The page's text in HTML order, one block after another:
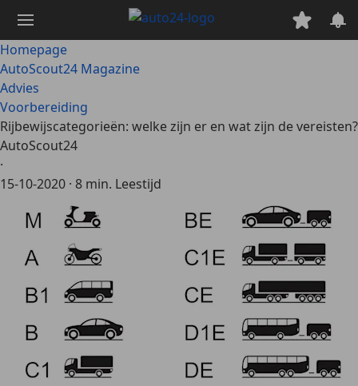
naar
hoofdinhoud
Homepage
AutoScout24 Magazine
Advies
Voorbereiding
Rijbewijscategorieën: welke zijn er en wat zijn de vereisten?
AutoScout24
·
15-10-2020 · 8 min. Leestijd